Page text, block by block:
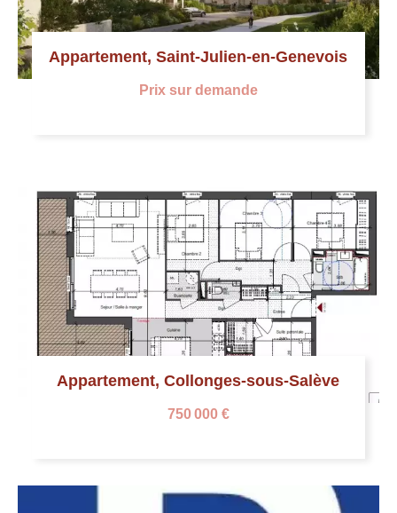
Appartement, Saint-Julien-en-Genevois
Prix sur demande
Appartement, Collonges-sous-Salève
750 000 €